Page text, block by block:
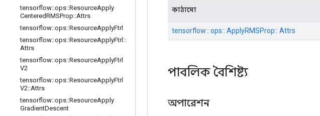
tensorflow::ops::ResourceApply
CenteredRMSProp::Attrs
tensorflow::ops::ResourceApplyFtrl
tensorflow::ops::ResourceApplyFtrl ::
Attrs
tensorflow::ops::ResourceApplyFtrl
V2
tensorflow::ops::ResourceApplyFtrl
V2::Attrs
tensorflow::ops::ResourceApply
GradientDescent
কাঠামো
tensorflow:: ops:: ApplyRMSProp:: Attrs
পাবলিক বৈশিষ্ট্য
অপারেশন